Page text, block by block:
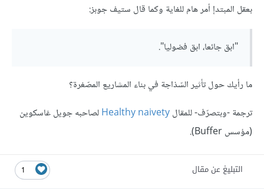
بعقل المبتدإ أمر هام للغاية وكما قال ستيف جوبز:
"ابق جائعا، ابق فضوليا".
ما رأيك حول تأثير السّذاجة في بناء المشاريع المصّغرة؟
ترجمة -وبتصرّف- للمقالHealthy naivetyلصاحبه جويل غاسكوين
(مؤسس Buffer).
1 التبليغ عن مقال